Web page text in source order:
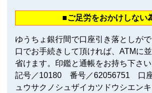
■ご足労をおかけしない
ゆうちょ銀行間で口座引き落としが
口でお手続きして頂ければ、ATMに
省けます。印鑑と通帳をお持ち下さい
記号／10180 番号／62056751 口座
ュウサクノシュザイカツドウシエン